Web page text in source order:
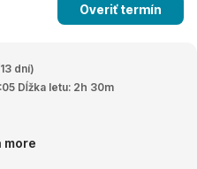
Overiť termín
dní)
Dĺžka letu: 2h 30m
more